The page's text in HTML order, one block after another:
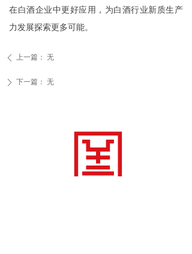
在白酒企业中更好应用，为白酒行业新质生产
力发展探索更多可能。
ꄴ 上一篇： 无
ꄲ 下一篇： 无